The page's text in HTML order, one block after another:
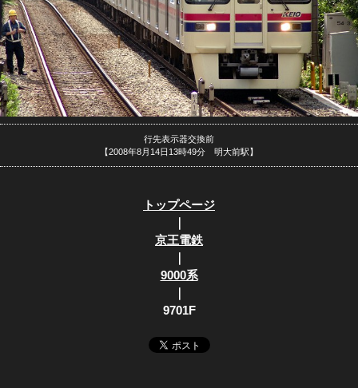
行先表示器交換前
【2008年8月14日13時49分 明大前駅】
トップページ
｜
京王電鉄
｜
9000系
｜
9701F